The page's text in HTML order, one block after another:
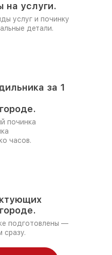
на услуги.
услуг и починку
детали.
за 1
починка
часов.
подготовлены —
сразу.